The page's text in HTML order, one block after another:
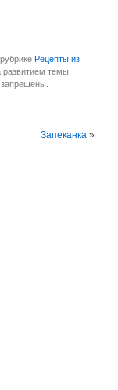
Рецепты из
развитием темы
Запеканка »